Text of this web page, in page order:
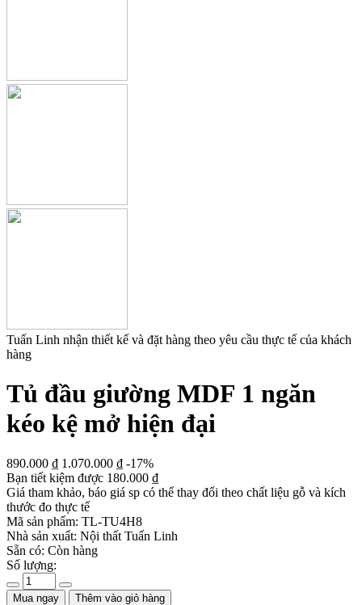
Tuấn Linh nhận thiết kế và đặt hàng theo yêu cầu thực tế của khách
hàng
Tủ đầu giường MDF 1 ngăn
kéo kệ mở hiện đại
890.000 ₫ 1.070.000 ₫ -17%
Bạn tiết kiệm được 180.000 ₫
Giá tham khảo, báo giá sp có thể thay đổi theo chất liệu gỗ và kích
thước đo thực tế
Mã sản phẩm: TL-TU4H8
Nhà sản xuất: Nội thất Tuấn Linh
Sẵn có: Còn hàng
Số lượng:
Mua ngay Thêm vào giỏ hàng